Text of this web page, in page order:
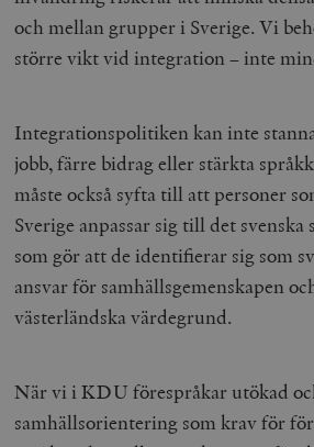
och mellan grupper i Sverige. Vi
större vikt vid integration – inte
Integrationspolitiken kan inte
jobb, färre bidrag eller stärkta
måste också syfta till att personer
Sverige anpassar sig till det
som gör att de identifierar sig som
ansvar för samhällsgemenskapen
västerländska värdegrund.
När vi i KDU förespråkar utökad
samhällsorientering som krav för